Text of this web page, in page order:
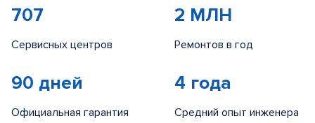
707
Сервисных центров
2 МЛН
Ремонтов в год
90 дней
Официальная гарантия
4 года
Средний опыт инженера